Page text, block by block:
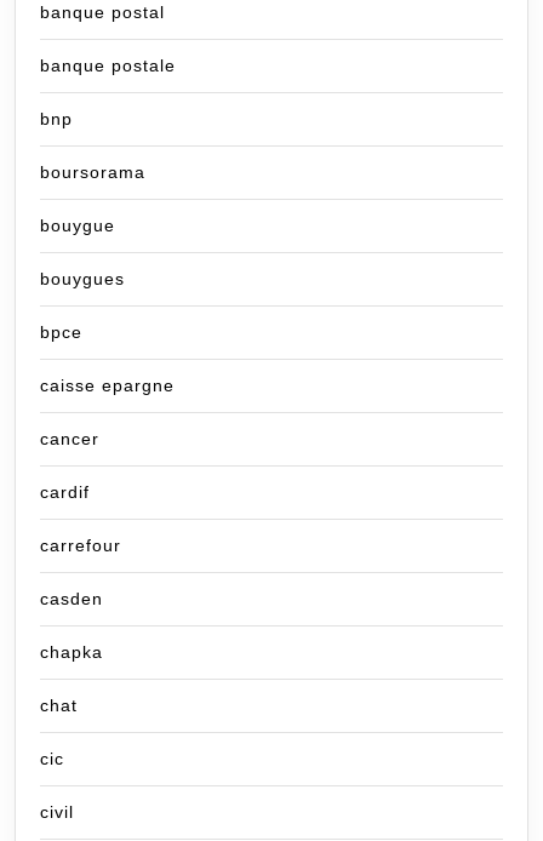
banque postal
banque postale
bnp
boursorama
bouygue
bouygues
bpce
caisse epargne
cancer
cardif
carrefour
casden
chapka
chat
cic
civil